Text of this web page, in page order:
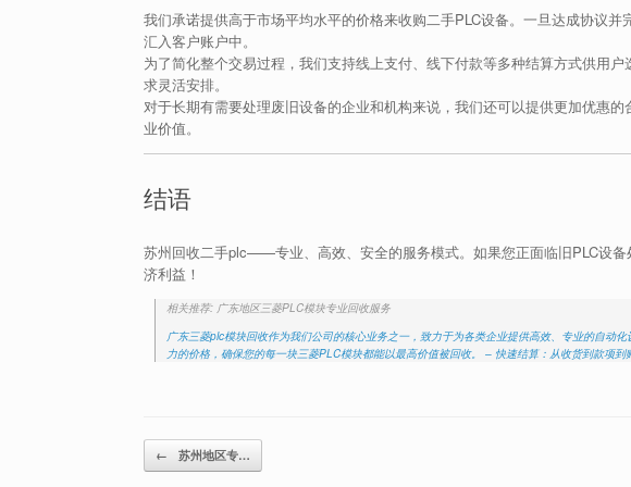
我们承诺提供高于市场平均水平的价格来收购二手PLC设备。一旦达成协议
汇入客户账户中。
为了简化整个交易过程，我们支持线上支付、线下付款等多种结算方式供用
求灵活安排。
对于长期有需要处理废旧设备的企业和机构来说，我们还可以提供更加优惠
业价值。
结语
苏州回收二手plc——专业、高效、安全的服务模式。如果您正面临旧PLC设
济利益！
相关推荐: 广东地区三菱PLC模块专业回收服务
广东三菱plc模块回收作为我们公司的核心业务之一，致力于为各类企业提供高效、专业的自动
力的价格，确保您的每一块三菱PLC模块都能以最高价值被回收。 – 快速结算：从收货到款项到
Post navigation
← 苏州地区专…